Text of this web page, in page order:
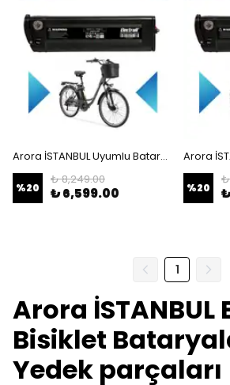
Arora İSTANBUL Uyumlu Batarya (Standart Kapasite) 36V 10Ah Güçlendirilmiş Elektrikli Bisiklet Batarya Tamir, Revizyon ve Pil Yenileme
%20
₺ 8,249.00
₺ 6,599.00 %20
₺
1
Arora
Bisiklet
Yedek parçaları